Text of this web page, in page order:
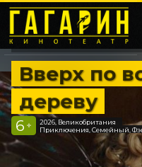
Вверх по
дереву
6 +
2026, Великобритания
Приключения, Семейный,